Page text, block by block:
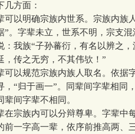
几方面：
明确宗族内世系。宗族内族
”。字辈未立，世系不明，宗支
：我族“子孙蕃衍，有名以辨之
，传之无穷，不其伟欤！”
规范宗族内族人取名。依据
，“归于画一”。同辈间字辈相同
间字辈不相同。
族内可以分辩尊卑。字辈中
前一字高一辈，依序前推高两、